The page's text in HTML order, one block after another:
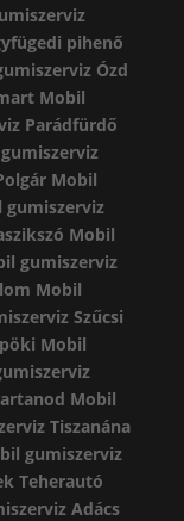
pihenő
Ózd
Mobil
Parádfürdő
Mobil
gumiszerviz
Mobil
gumiszerviz
Mobil
Szűcsi
Mobil
Mobil
Tiszanána
gumiszerviz
Teherautó
Adács